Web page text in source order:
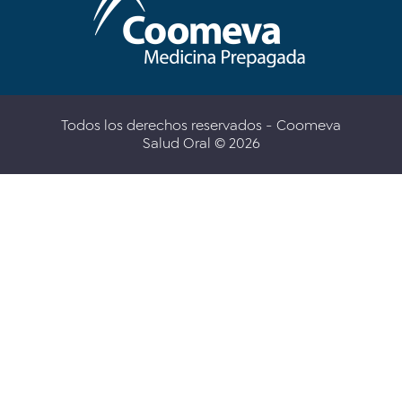
Todos los derechos reservados - Coomeva
Salud Oral © 2026